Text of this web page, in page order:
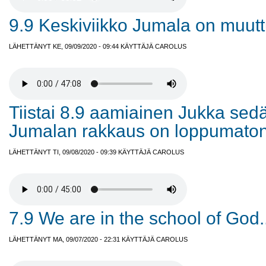
9.9 Keskiviikko Jumala on
LÄHETTÄNYT KE, 09/09/2020 - 09:44 KÄYTTÄJÄ CAROLUS
Tiistai 8.9 aamiainen Jukka
Jumalan rakkaus on
LÄHETTÄNYT TI, 09/08/2020 - 09:39 KÄYTTÄJÄ CAROLUS
7.9 We are in the school of
LÄHETTÄNYT MA, 09/07/2020 - 22:31 KÄYTTÄJÄ CAROLUS